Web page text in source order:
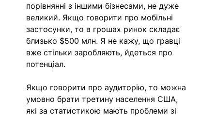
порівнянні з іншими бізнесами, не дуже
великий. Якщо говорити про мобільні
застосунки, то в грошах ринок складає
близько $500 млн. Я не кажу, що гравці
вже стільки заробляють, йдеться про
потенціал.
Якщо говорити про аудиторію, то можна
умовно брати третину населення США,
які за статистикою мають проблеми зі